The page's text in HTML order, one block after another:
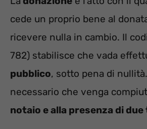
cede un proprio bene al
ricevere nulla in cambio. Il
782) stabilisce che vada
pubblico, sotto pena di
necessario che venga
notaio e alla presenza di